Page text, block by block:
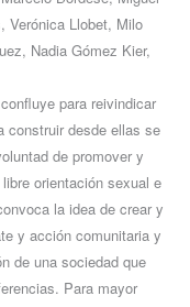
Verónica Llobet, Milo
Nadia Gómez Kier,
para reivindicar
construir desde ellas se
de promover y
orientación sexual e
la idea de crear y
y acción comunitaria y
de una sociedad que
Para mayor